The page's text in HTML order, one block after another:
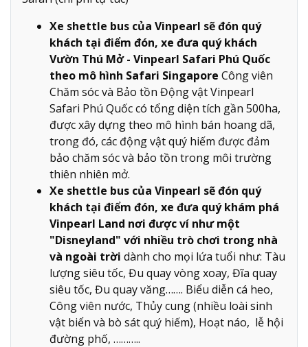
Xe shettle bus của Vinpearl sẽ đón quý
khách tại điểm đón, xe đưa quý khách
Vườn Thú Mở - Vinpearl Safari Phú Quốc
theo mô hình Safari Singapore Công viên
Chăm sóc và Bảo tồn Động vật Vinpearl
Safari Phú Quốc có tổng diện tích gần 500ha,
được xây dựng theo mô hình bán hoang dã,
trong đó, các động vật quý hiếm được đảm
bảo chăm sóc và bảo tồn trong môi trường
thiên nhiên mở.
Xe shettle bus của Vinpearl sẽ đón quý
khách tại điểm đón, xe đưa quý khám phá
Vinpearl Land nơi được ví như một
"Disneyland" với nhiều trò chơi trong nhà
và ngoài trời dành cho mọi lứa tuổi như: Tàu
lượng siêu tốc, Đu quay vòng xoay, Đĩa quay
siêu tốc, Đu quay văng……. Biểu diễn cá heo,
Công viên nước, Thủy cung (nhiều loài sinh
vật biển và bò sát quý hiếm), Hoạt náo, lễ hội
đường phố, ………..